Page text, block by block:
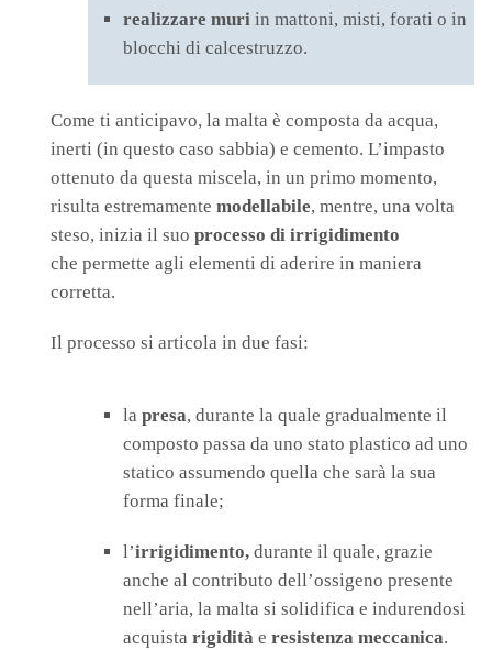
realizzare muri in mattoni, misti, forati o in
blocchi di calcestruzzo.
Come ti anticipavo, la malta è composta da acqua,
inerti (in questo caso sabbia) e cemento. L’impasto
ottenuto da questa miscela, in un primo momento,
risulta estremamente modellabile, mentre, una volta
steso, inizia il suo processo di irrigidimento
che permette agli elementi di aderire in maniera
corretta.
Il processo si articola in due fasi:
la presa, durante la quale gradualmente il
composto passa da uno stato plastico ad uno
statico assumendo quella che sarà la sua
forma finale;
l’irrigidimento, durante il quale, grazie
anche al contributo dell’ossigeno presente
nell’aria, la malta si solidifica e indurendosi
acquista rigidità e resistenza meccanica.